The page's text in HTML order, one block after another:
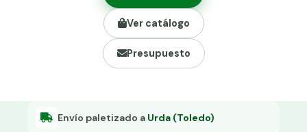
Abrazadera PVC malla H.
Grapa malla H.
Ver catálogo
Presupuesto
Envío paletizado a Urda (Toledo)